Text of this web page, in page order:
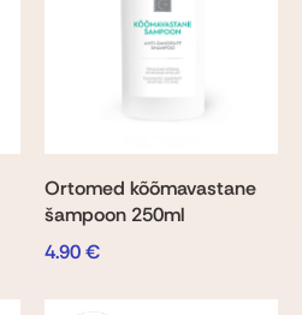
Ortomed kõõmavastane
šampoon 250ml
4.90€